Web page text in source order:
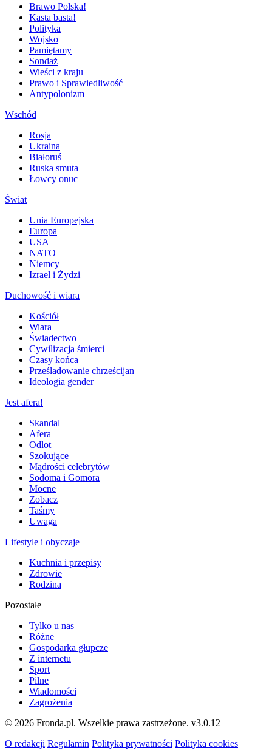
Brawo Polska!
Kasta basta!
Polityka
Wojsko
Pamiętamy
Sondaż
Wieści z kraju
Prawo i Sprawiedliwość
Antypolonizm
Wschód
Rosja
Ukraina
Białoruś
Ruska smuta
Łowcy onuc
Świat
Unia Europejska
Europa
USA
NATO
Niemcy
Izrael i Żydzi
Duchowość i wiara
Kościół
Wiara
Świadectwo
Cywilizacja śmierci
Czasy końca
Prześladowanie chrześcijan
Ideologia gender
Jest afera!
Skandal
Afera
Odlot
Szokujące
Mądrości celebrytów
Sodoma i Gomora
Mocne
Zobacz
Taśmy
Uwaga
Lifestyle i obyczaje
Kuchnia i przepisy
Zdrowie
Rodzina
Pozostałe
Tylko u nas
Różne
Gospodarka głupcze
Z internetu
Sport
Pilne
Wiadomości
Zagrożenia
© 2026 Fronda.pl. Wszelkie prawa zastrzeżone. v3.0.12
O redakcji Regulamin Polityka prywatności Polityka cookies